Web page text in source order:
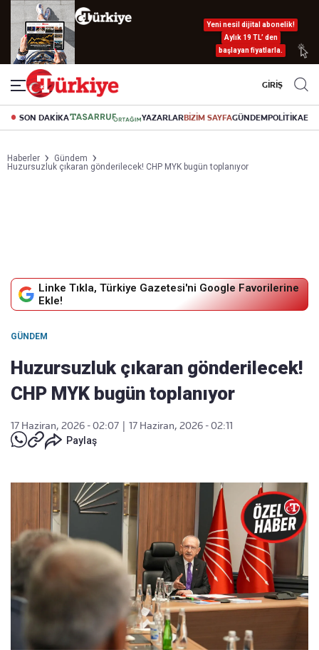
Yeni nesil dijital abonelik!
Aylık 19 TL’ den
başlayan fiyatlarla.
GİRİŞ
SON DAKİKA YAZARLARBİZİM SAYFAGÜNDEMPOLİTİKA
Haberler
Gündem
Huzursuzluk çıkaran gönderilecek! CHP MYK bugün toplanıyor
Linke Tıkla, Türkiye Gazetesi'ni Google Favorilerine
Ekle!
GÜNDEM
Huzursuzluk çıkaran gönderilecek!
CHP MYK bugün toplanıyor
17 Haziran, 2026 - 02:07
17 Haziran, 2026 - 02:11
Paylaş